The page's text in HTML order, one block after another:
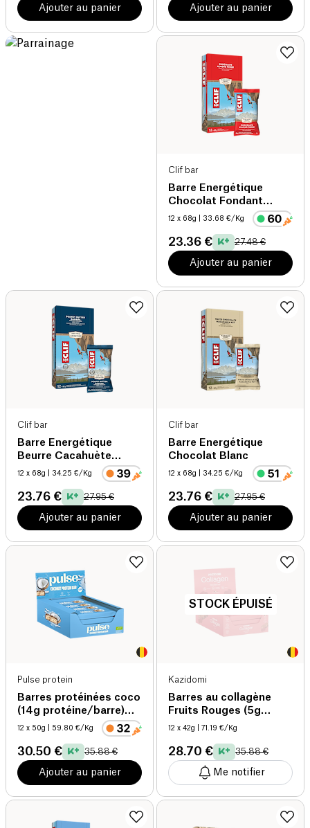
Ajouter au panier Ajouter au panier
Clif bar
Barre Energétique
Chocolat Fondant
Amandes
12 x 68g | 33.68 €/Kg
23.36 € 27.48 €
Ajouter au panier
Clif bar
Barre Energétique
Beurre Cacahuète
Banane
12 x 68g | 34.25 €/Kg
23.76 € 27.95 €
Ajouter au panier
Clif bar
Barre Energétique
Chocolat Blanc
12 x 68g | 34.25 €/Kg
23.76 € 27.95 €
Ajouter au panier
Pulse protein
Barres protéinées coco
(14g protéine/barre)
bio
12 x 50g | 59.80 €/Kg
30.50 € 35.88 €
Ajouter au panier
STOCK ÉPUISÉ
Kazidomi
Barres au collagène
Fruits Rouges (5g
collagène/ barre)
12 x 42g | 71.19 €/Kg
28.70 € 35.88 €
Me notifier